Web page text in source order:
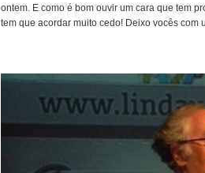
ontem. E como é bom ouvir um cara que tem
tem que acordar muito cedo! Deixo vocês com